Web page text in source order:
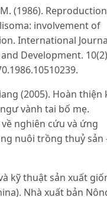
(1986).
involvement of
International
Development.
(2005). Hoàn thiện
vành tai bố mẹ.
nghiên cứu và ứng
nuôi trồng thuỷ sản
kỹ thuật sản xuất
Nhà xuất bản